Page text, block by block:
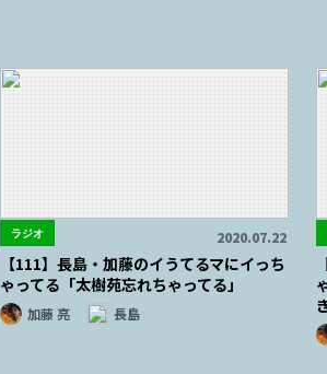
ラジオ 2020.07.22
【111】長島・加藤のイうてるマにイっち
ゃってる「太樹苑忘れちゃってる」
加藤 亮 長島